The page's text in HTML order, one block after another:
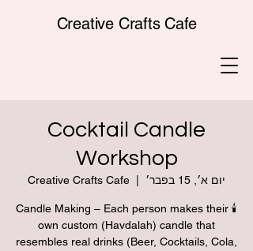
Creative Crafts Cafe
Cocktail Candle
Workshop
יום א׳, 15 בפבר׳ Creative Crafts Cafe
🕯 Candle Making – Each person makes their
own custom (Havdalah) candle that
resembles real drinks (Beer, Cocktails, Cola,